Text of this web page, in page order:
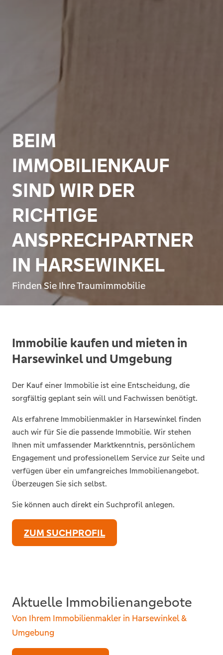
BEIM
IMMOBILIENKAUF
SIND WIR DER
RICHTIGE
ANSPRECHPARTNER
IN HARSEWINKEL
Finden Sie Ihre Traumimmobilie
Immobilie kaufen und mieten in
Harsewinkel und Umgebung
Der Kauf einer Immobilie ist eine Entscheidung, die
sorgfältig geplant sein will und Fachwissen benötigt.
Als erfahrene Immobilienmakler in Harsewinkel finden
auch wir für Sie die passende Immobilie. Wir stehen
Ihnen mit umfassender Marktkenntnis, persönlichem
Engagement und professionellem Service zur Seite und
verfügen über ein umfangreiches Immobilienangebot.
Überzeugen Sie sich selbst.
Sie können auch direkt ein Suchprofil anlegen.
ZUM SUCHPROFIL
Aktuelle Immobilienangebote
Von Ihrem Immobilienmakler in Harsewinkel &
Umgebung